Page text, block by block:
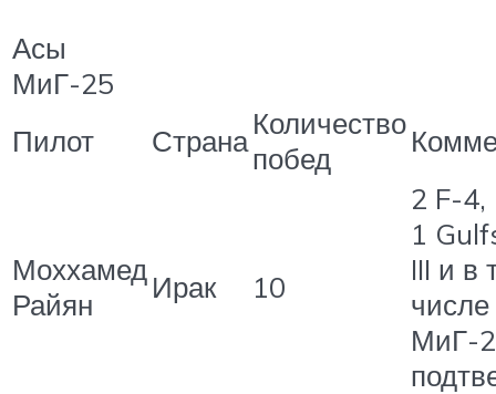
Асы
МиГ-25
Пилот
СтранаКоличество
побед
Моххамед
Райян
Ирак 10
2 F-4,
1
III и в
МиГ-